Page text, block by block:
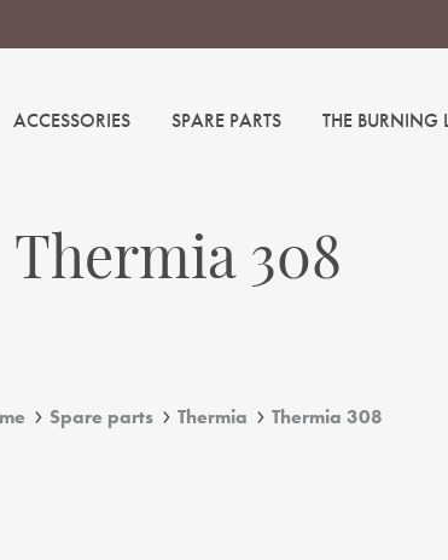
ACCESSORIES SPARE PARTS THE BURNING
Thermia 308
Spare parts Thermia Thermia 308